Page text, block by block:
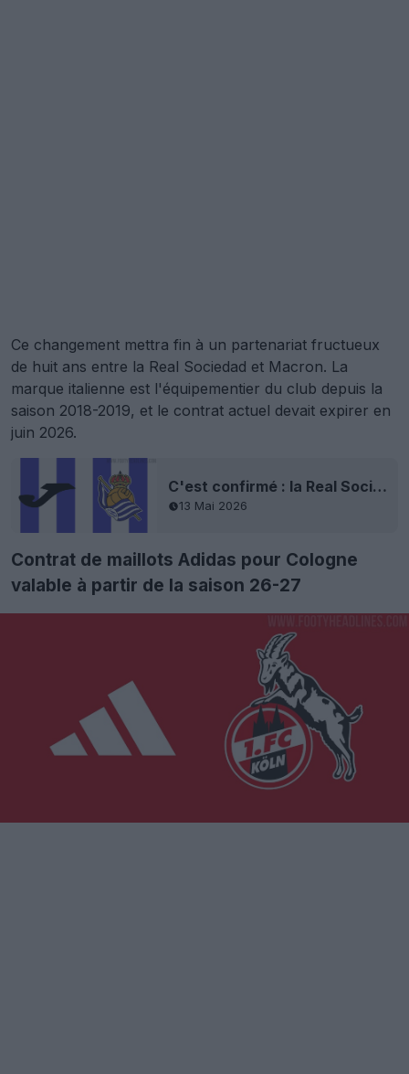
Ce changement mettra fin à un partenariat fructueux
de huit ans entre la Real Sociedad et Macron. La
marque italienne est l'équipementier du club depuis la
saison 2018-2019, et le contrat actuel devait expirer en
juin 2026.
C'est confirmé : la Real Sociedad annonce un accord avec Joma pour ses maillots
13 Mai 2026
Contrat de maillots Adidas pour Cologne
valable à partir de la saison 26-27